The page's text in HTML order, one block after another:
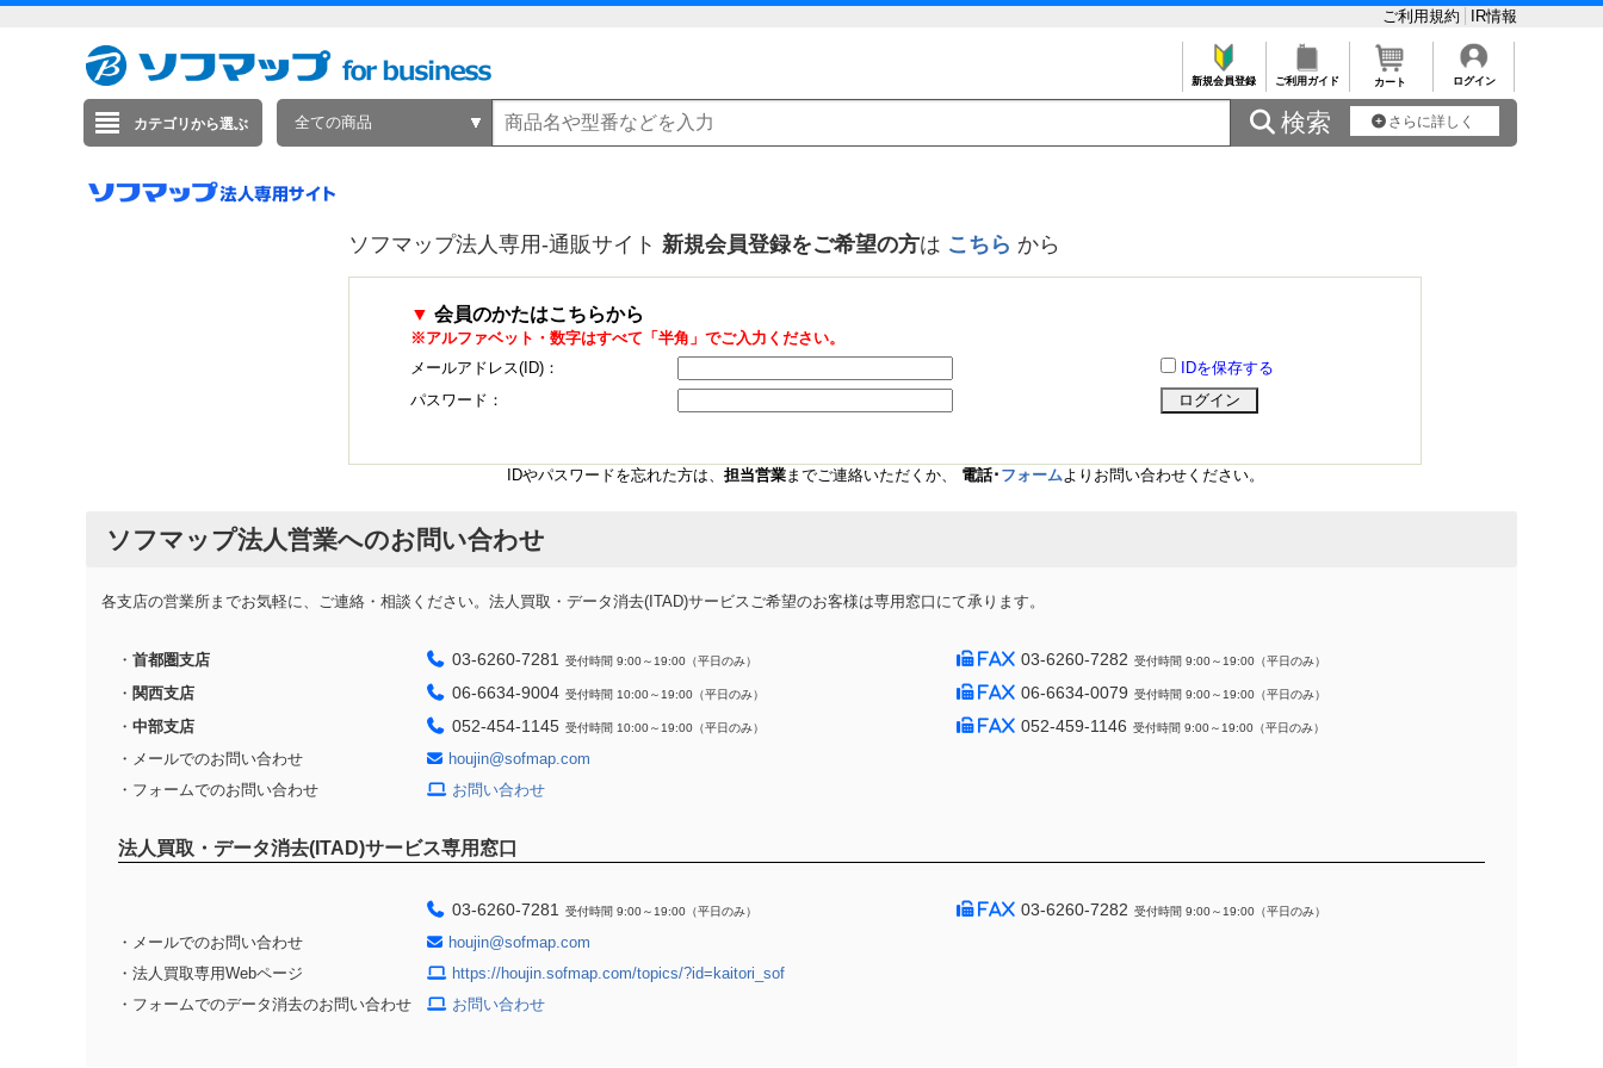
ご利用規約 IR情報
新規会員登録 ご利用ガイド カート ログイン
カテゴリから選ぶ 全ての商品  検索 さらに詳しく
ソフマップ法人専用-通販サイト 新規会員登録をご希望の方は こちら から
▼ 会員のかたはこちらから
※アルファベット・数字はすべて「半角」でご入力ください。
メールアドレス(ID)：
IDを保存する
パスワード：
IDやパスワードを忘れた方は、 担当営業までご連絡いただくか、 電話･ フォームよりお問い合わせください。
ソフマップ法人営業へのお問い合わせ
各支店の営業所までお気軽に、ご連絡・相談ください。法人買取・データ消去(ITAD)サービスご希望のお客様は専用窓口にて承ります。
・ 首都圏支店 03-6260-7281 受付時間 9:00～19:00（平日のみ） 03-6260-7282 受付時間 9:00～19:00（平日のみ）
・ 関西支店 06-6634-9004 受付時間 10:00～19:00（平日のみ） 06-6634-0079 受付時間 9:00～19:00（平日のみ）
・ 中部支店 052-454-1145 受付時間 10:00～19:00（平日のみ） 052-459-1146 受付時間 9:00～19:00（平日のみ）
・メールでのお問い合わせ
houjin@sofmap.com
・フォームでのお問い合わせ
お問い合わせ
法人買取・データ消去(ITAD)サービス専用窓口
03-6260-7281 受付時間 9:00～19:00（平日のみ） 03-6260-7282 受付時間 9:00～19:00（平日のみ）
・メールでのお問い合わせ
houjin@sofmap.com
・法人買取専用Webページ
https://houjin.sofmap.com/topics/?id=kaitori_sof
・フォームでのデータ消去のお問い合わせ
お問い合わせ